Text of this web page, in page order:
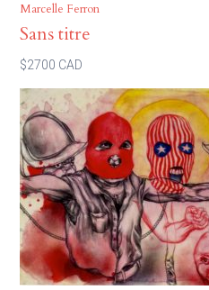
Marcelle Ferron
Sans titre
$2700 CAD